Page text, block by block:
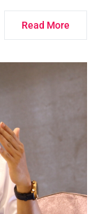
Read More